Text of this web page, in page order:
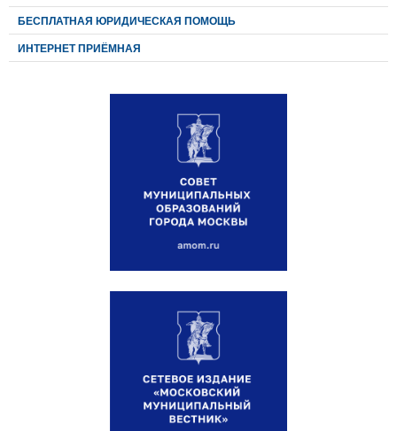
БЕСПЛАТНАЯ ЮРИДИЧЕСКАЯ ПОМОЩЬ
ИНТЕРНЕТ ПРИЁМНАЯ